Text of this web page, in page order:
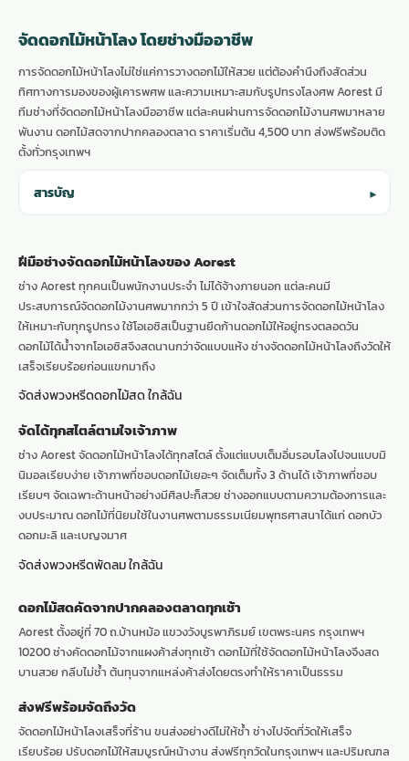
จัดดอกไม้หน้าโลง โดยช่างมืออาชีพ
การจัดดอกไม้หน้าโลงไม่ใช่แค่การวางดอกไม้ให้สวย แต่ต้องคำนึงถึงสัดส่วน
ทิศทางการมองของผู้เคารพศพ และความเหมาะสมกับรูปทรงโลงศพ Aorest มี
ทีมช่างที่จัดดอกไม้หน้าโลงมืออาชีพ แต่ละคนผ่านการจัดดอกไม้งานศพมาหลาย
พันงาน ดอกไม้สดจากปากคลองตลาด ราคาเริ่มต้น 4,500 บาท ส่งฟรีพร้อมติด
ตั้งทั่วกรุงเทพฯ
สารบัญ ▾
ฝีมือช่างจัดดอกไม้หน้าโลงของ Aorest
ช่าง Aorest ทุกคนเป็นพนักงานประจำ ไม่ได้จ้างภายนอก แต่ละคนมี
ประสบการณ์จัดดอกไม้งานศพมากกว่า 5 ปี เข้าใจสัดส่วนการจัดดอกไม้หน้าโลง
ให้เหมาะกับทุกรูปทรง ใช้โอเอซิสเป็นฐานยึดก้านดอกไม้ให้อยู่ทรงตลอดวัน
ดอกไม้ได้น้ำจากโอเอซิสจึงสดนานกว่าจัดแบบแห้ง ช่างจัดดอกไม้หน้าโลงถึงวัดให้
เสร็จเรียบร้อยก่อนแขกมาถึง
จัดส่งพวงหรีดดอกไม้สด ใกล้ฉัน
จัดได้ทุกสไตล์ตามใจเจ้าภาพ
ช่าง Aorest จัดดอกไม้หน้าโลงได้ทุกสไตล์ ตั้งแต่แบบเต็มอิ่มรอบโลงไปจนแบบมิ
นิมอลเรียบง่าย เจ้าภาพที่ชอบดอกไม้เยอะๆ จัดเต็มทั้ง 3 ด้านได้ เจ้าภาพที่ชอบ
เรียบๆ จัดเฉพาะด้านหน้าอย่างมีศิลปะก็สวย ช่างออกแบบตามความต้องการและ
งบประมาณ ดอกไม้ที่นิยมใช้ในงานศพตามธรรมเนียมพุทธศาสนาได้แก่ ดอกบัว
ดอกมะลิ และเบญจมาศ
จัดส่งพวงหรีดพัดลม ใกล้ฉัน
ดอกไม้สดคัดจากปากคลองตลาดทุกเช้า
Aorest ตั้งอยู่ที่ 70 ถ.บ้านหม้อ แขวงวังบูรพาภิรมย์ เขตพระนคร กรุงเทพฯ
10200 ช่างคัดดอกไม้จากแผงค้าส่งทุกเช้า ดอกไม้ที่ใช้จัดดอกไม้หน้าโลงจึงสด
บานสวย กลีบไม่ช้ำ ต้นทุนจากแหล่งค้าส่งโดยตรงทำให้ราคาเป็นธรรม
ส่งฟรีพร้อมจัดถึงวัด
จัดดอกไม้หน้าโลงเสร็จที่ร้าน ขนส่งอย่างดีไม่ให้ช้ำ ช่างไปจัดที่วัดให้เสร็จ
เรียบร้อย ปรับดอกไม้ให้สมบูรณ์หน้างาน ส่งฟรีทุกวัดในกรุงเทพฯ และปริมณฑล